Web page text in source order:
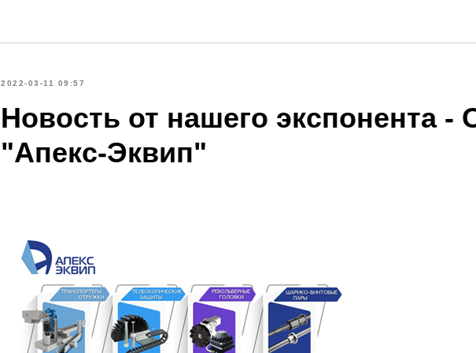
2022-03-11 09:57
Новость от нашего экспонента -
"Апекс-Эквип"